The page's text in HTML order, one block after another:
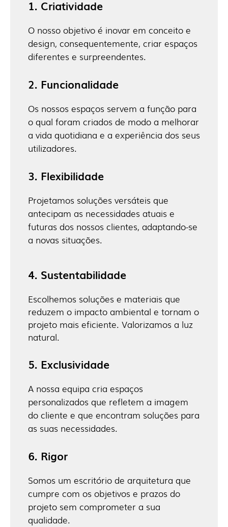
1. Criatividade
O nosso objetivo é inovar em conceito e
design, consequentemente, criar espaços
diferentes e surpreendentes.
2. Funcionalidade
Os nossos espaços servem a função para
o qual foram criados de modo a melhorar
a vida quotidiana e a experiência dos seus
utilizadores.
3. Flexibilidade
Projetamos soluções versáteis que
antecipam as necessidades atuais e
futuras dos nossos clientes, adaptando-se
a novas situações.
4. Sustentabilidade
Escolhemos soluções e materiais que
reduzem o impacto ambiental e tornam o
projeto mais eficiente. Valorizamos a luz
natural.
5. Exclusividade
A nossa equipa cria espaços
personalizados que refletem a imagem
do cliente e que encontram soluções para
as suas necessidades.
6. Rigor
Somos um escritório de arquitetura que
cumpre com os objetivos e prazos do
projeto sem comprometer a sua
qualidade.